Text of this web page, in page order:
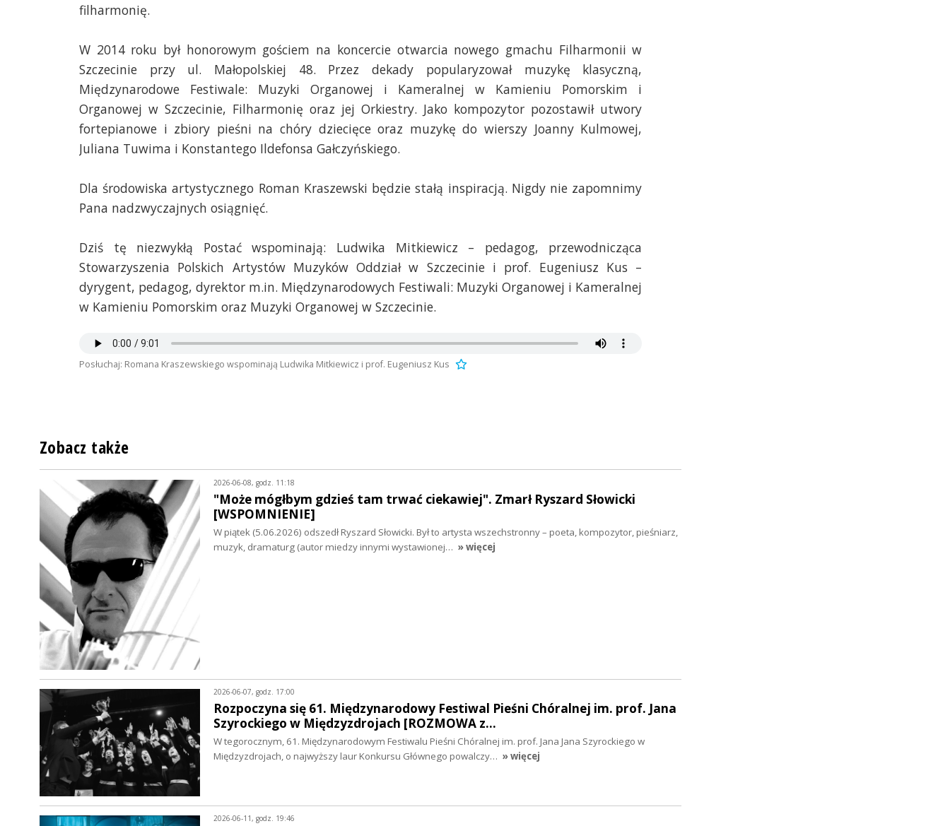
filharmonię.
W 2014 roku był honorowym gościem na koncercie otwarcia nowego gmachu Filharmonii w
Szczecinie przy ul. Małopolskiej 48. Przez dekady popularyzował muzykę klasyczną,
Międzynarodowe Festiwale: Muzyki Organowej i Kameralnej w Kamieniu Pomorskim i
Organowej w Szczecinie, Filharmonię oraz jej Orkiestry. Jako kompozytor pozostawił utwory
fortepianowe i zbiory pieśni na chóry dziecięce oraz muzykę do wierszy Joanny Kulmowej,
Juliana Tuwima i Konstantego Ildefonsa Gałczyńskiego.
Dla środowiska artystycznego Roman Kraszewski będzie stałą inspiracją. Nigdy nie zapomnimy
Pana nadzwyczajnych osiągnięć.
Dziś tę niezwykłą Postać wspominają: Ludwika Mitkiewicz – pedagog, przewodnicząca
Stowarzyszenia Polskich Artystów Muzyków Oddział w Szczecinie i prof. Eugeniusz Kus –
dyrygent, pedagog, dyrektor m.in. Międzynarodowych Festiwali: Muzyki Organowej i Kameralnej
w Kamieniu Pomorskim oraz Muzyki Organowej w Szczecinie.
Posłuchaj: Romana Kraszewskiego wspominają Ludwika Mitkiewicz i prof. Eugeniusz Kus
Zobacz także
2026-06-08, godz. 11:18
"Może mógłbym gdzieś tam trwać ciekawiej". Zmarł Ryszard Słowicki
[WSPOMNIENIE]
W piątek (5.06.2026) odszedł Ryszard Słowicki. Był to artysta wszechstronny – poeta, kompozytor, pieśniarz,
muzyk, dramaturg (autor miedzy innymi wystawionej… » więcej
2026-06-07, godz. 17:00
Rozpoczyna się 61. Międzynarodowy Festiwal Pieśni Chóralnej im. prof. Jana
Szyrockiego w Międzyzdrojach [ROZMOWA z…
W tegorocznym, 61. Międzynarodowym Festiwalu Pieśni Chóralnej im. prof. Jana Jana Szyrockiego w
Międzyzdrojach, o najwyższy laur Konkursu Głównego powalczy… » więcej
2026-06-11, godz. 19:46